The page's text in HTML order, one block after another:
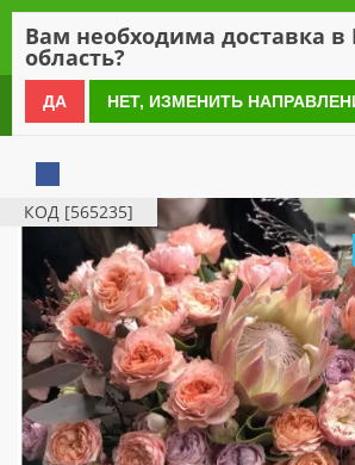
0 800 21 54 55
КОД [565235]
Вам необходима доставка в
область?
ДА НЕТ, ИЗМЕНИТЬ